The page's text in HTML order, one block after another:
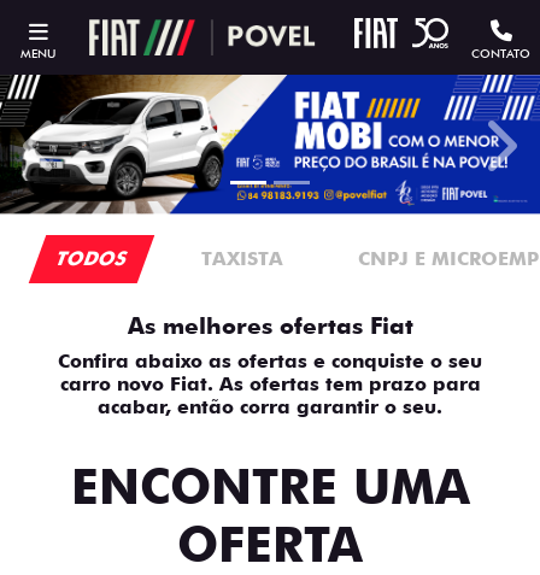
MENU CONTATO
templates.template-
TODOS TAXISTA CNPJ E
As melhores ofertas Fiat
Confira abaixo as ofertas e conquiste o seu
carro novo Fiat. As ofertas tem prazo para
acabar, então corra garantir o seu.
ENCONTRE UMA
OFERTA